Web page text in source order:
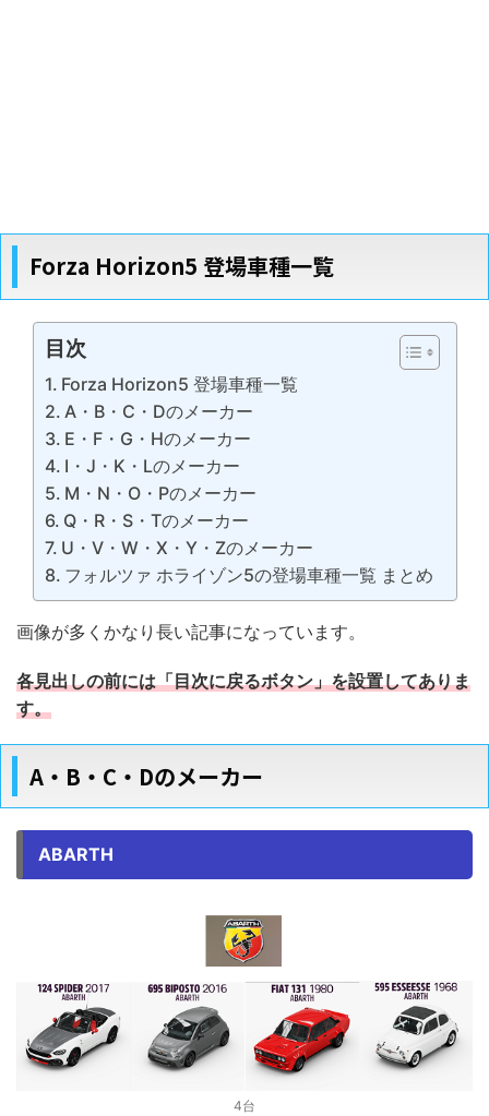
Forza Horizon5 登場車種一覧
目次
Forza Horizon5 登場車種一覧
A・B・C・Dのメーカー
E・F・G・Hのメーカー
I・J・K・Lのメーカー
M・N・O・Pのメーカー
Q・R・S・Tのメーカー
U・V・W・X・Y・Zのメーカー
フォルツァ ホライゾン5の登場車種一覧 まとめ
画像が多くかなり長い記事になっています。
各見出しの前には「目次に戻るボタン」を設置してありま
す。
A・B・C・Dのメーカー
ABARTH
4台